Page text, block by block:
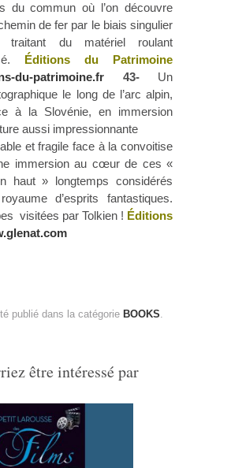
du commun où l’on découvre
de fer par le biais singulier
traitant du matériel roulant
Éditions du Patrimoine
du-patrimoine.fr
43-Un
le long de l’arc alpin,
à la Slovénie, en immersion
aussi impressionnante
et fragile face à la convoitise
immersion au cœur de ces «
haut » longtemps considérés
d’esprits fantastiques.
visitées par Tolkien ! Éditions
publié dans la catégorie BOOKS.
être intéressé par